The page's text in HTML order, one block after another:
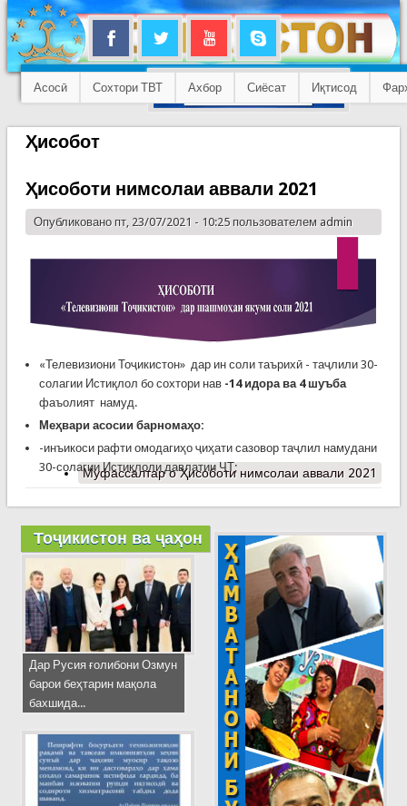
Асосӣ Сохтори ТВТ Ахбор Сиёсат Иқтисод
Ҳисобот
Ҳисоботи нимсолаи аввали 2021
Опубликовано пт, 23/07/2021 - 10:25 пользователем admin
«Телевизиони Тоҷикистон» дар ин соли таърихӣ - таҷлили 30-
солагии Истиқлол бо сохтори нав -14 идора ва 4 шуъба
фаъолият намуд.
Меҳвари асосии барномаҳо:
-инъикоси рафти омодагиҳо ҷиҳати сазовор таҷлил намудани
30-солагии Истиқлоли давлатии ҶТ;
Муфассалтаро Ҳисоботи нимсолаи аввали 2021
Тоҷикистон ва ҷаҳон
Дар Русия ғолибони Озмун
барои беҳтарин мақола
бахшида...